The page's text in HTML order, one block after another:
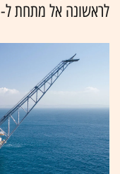
לראשונה אל מתחת ל-10% בלבד מסך ייצור החשמל